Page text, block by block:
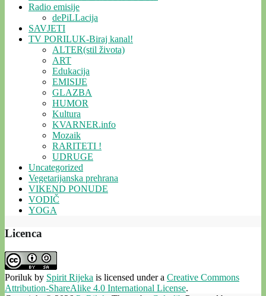
Radio emisije
dePiLLacija
SAVJETI
TV PORILUK-Biraj kanal!
ALTER(stil života)
ART
Edukacija
EMISIJE
GLAZBA
HUMOR
Kultura
KVARNER.info
Mozaik
RARITETI !
UDRUGE
Uncategorized
Vegetarijanska prehrana
VIKEND PONUDE
VODIČ
YOGA
Licenca
Poriluk by Spirit Rijeka is licensed under a Creative Commons
Attribution-ShareAlike 4.0 International License.